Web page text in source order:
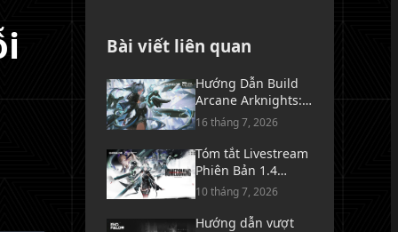
Bài viết liên quan
Hướng Dẫn Build
Arcane Arknights:
Endfield - Vũ Khí,
Trang Bị & Đội Hình
16 tháng 7, 2026
Tóm tắt Livestream
Phiên Bản 1.4
Arknights: Endfield
[ Về Nhà ]
10 tháng 7, 2026
Hướng dẫn vượt